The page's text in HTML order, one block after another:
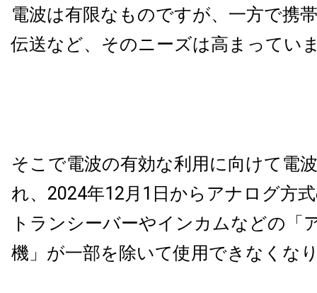
電波は有限なものですが、一方で携
伝送など、そのニーズは高まってい
そこで電波の有効な利用に向けて電
れ、2024年12月1日からアナログ方
トランシーバーやインカムなどの「
機」が一部を除いて使用できなくな